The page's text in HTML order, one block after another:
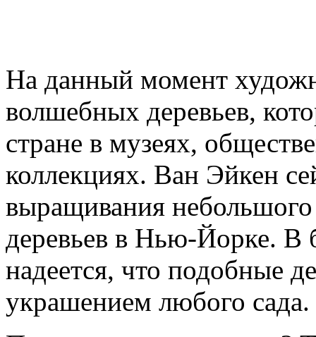
На данный момент
волшебных деревьев,
стране в музеях,
коллекциях. Ван Эйкен
выращивания небольшого
деревьев в Нью-Йорке.
надеется, что подобные
украшением любого сада.